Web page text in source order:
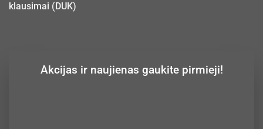
klausimai (DUK)
Akcijas ir naujienas gaukite pirmieji!